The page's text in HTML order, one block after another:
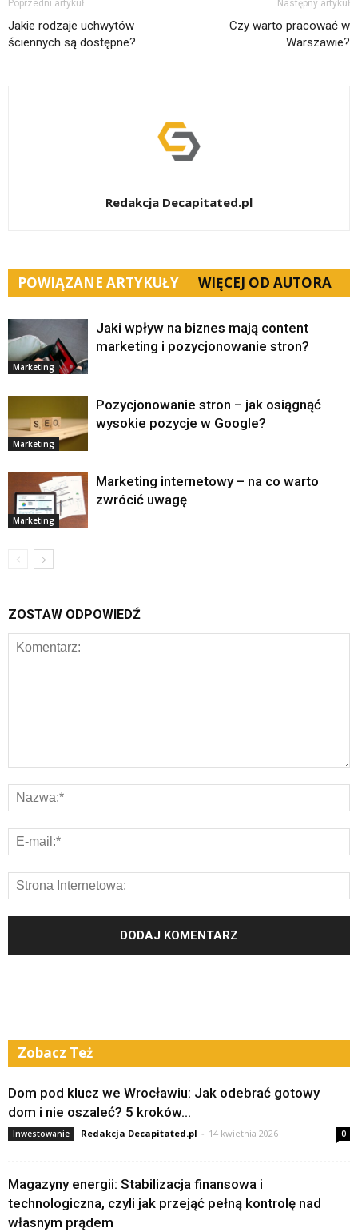
Poprzedni artykuł
Jakie rodzaje uchwytów
ściennych są dostępne?
Następny artykuł
Czy warto pracować w
Warszawie?
Redakcja Decapitated.pl
POWIĄZANE ARTYKUŁY WIĘCEJ OD AUTORA
Marketing
Jaki wpływ na biznes mają content
marketing i pozycjonowanie stron?
Marketing
Pozycjonowanie stron – jak osiągnąć
wysokie pozycje w Google?
Marketing
Marketing internetowy – na co warto
zwrócić uwagę
ZOSTAW ODPOWIEDŹ
Zobacz Też
Dom pod klucz we Wrocławiu: Jak odebrać gotowy
dom i nie oszaleć? 5 kroków...
Inwestowanie Redakcja Decapitated.pl - 14 kwietnia 2026 0
Magazyny energii: Stabilizacja finansowa i
technologiczna, czyli jak przejąć pełną kontrolę nad
własnym prądem